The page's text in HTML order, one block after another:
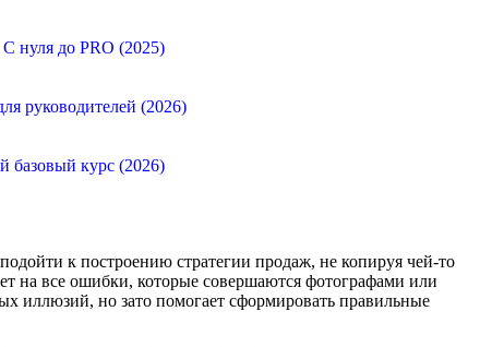
нуля до PRO (2025)
руководителей (2026)
базовый курс (2026)
к построению стратегии продаж, не копируя чей-то
на все ошибки, которые совершаются фотографами или
иллюзий, но зато помогает сформировать правильные